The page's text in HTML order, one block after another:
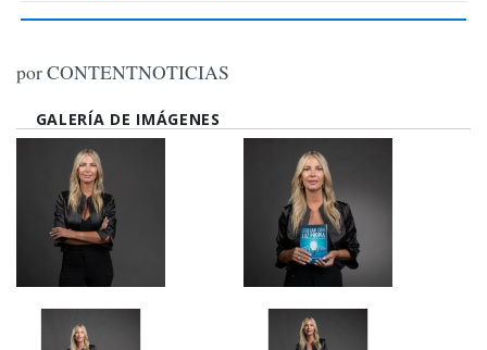
por CONTENTNOTICIAS
GALERÍA DE IMÁGENES